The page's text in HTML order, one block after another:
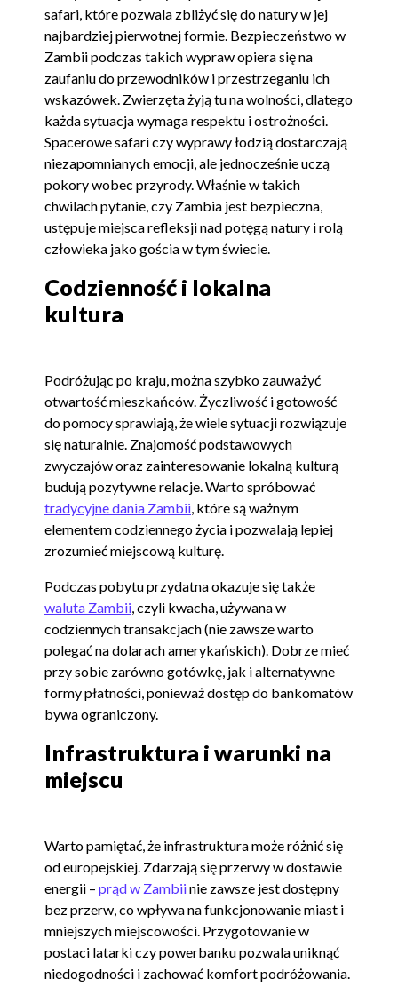
safari, które pozwala zbliżyć się do natury w jej
najbardziej pierwotnej formie. Bezpieczeństwo w
Zambii podczas takich wypraw opiera się na
zaufaniu do przewodników i przestrzeganiu ich
wskazówek. Zwierzęta żyją tu na wolności, dlatego
każda sytuacja wymaga respektu i ostrożności.
Spacerowe safari czy wyprawy łodzią dostarczają
niezapomnianych emocji, ale jednocześnie uczą
pokory wobec przyrody. Właśnie w takich
chwilach pytanie, czy Zambia jest bezpieczna,
ustępuje miejsca refleksji nad potęgą natury i rolą
człowieka jako gościa w tym świecie.
Codzienność i lokalna
kultura
Podróżując po kraju, można szybko zauważyć
otwartość mieszkańców. Życzliwość i gotowość
do pomocy sprawiają, że wiele sytuacji rozwiązuje
się naturalnie. Znajomość podstawowych
zwyczajów oraz zainteresowanie lokalną kulturą
budują pozytywne relacje. Warto spróbować
tradycyjne dania Zambii, które są ważnym
elementem codziennego życia i pozwalają lepiej
zrozumieć miejscową kulturę.
Podczas pobytu przydatna okazuje się także
waluta Zambii, czyli kwacha, używana w
codziennych transakcjach (nie zawsze warto
polegać na dolarach amerykańskich). Dobrze mieć
przy sobie zarówno gotówkę, jak i alternatywne
formy płatności, ponieważ dostęp do bankomatów
bywa ograniczony.
Infrastruktura i warunki na
miejscu
Warto pamiętać, że infrastruktura może różnić się
od europejskiej. Zdarzają się przerwy w dostawie
energii – prąd w Zambiinie zawsze jest dostępny
bez przerw, co wpływa na funkcjonowanie miast i
mniejszych miejscowości. Przygotowanie w
postaci latarki czy powerbanku pozwala uniknąć
niedogodności i zachować komfort podróżowania.